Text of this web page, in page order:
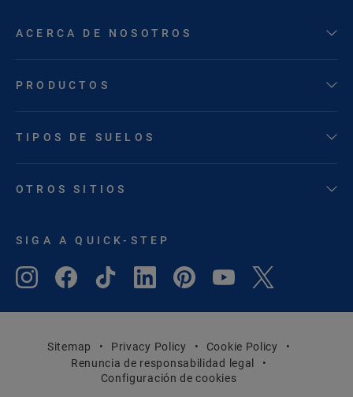
ACERCA DE NOSOTROS
PRODUCTOS
TIPOS DE SUELOS
OTROS SITIOS
SIGA A QUICK-STEP
Sitemap Privacy Policy
Cookie Policy
Renuncia de responsabilidad legal
Configuración de cookies